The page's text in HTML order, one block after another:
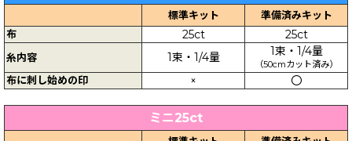
標準キット
準備済みキット
布
25ct 25ct
糸内容 1束・1/4量 1束・1/4量
（50cmカット済み）
布に刺し始めの印 × 〇
ミニ25ct